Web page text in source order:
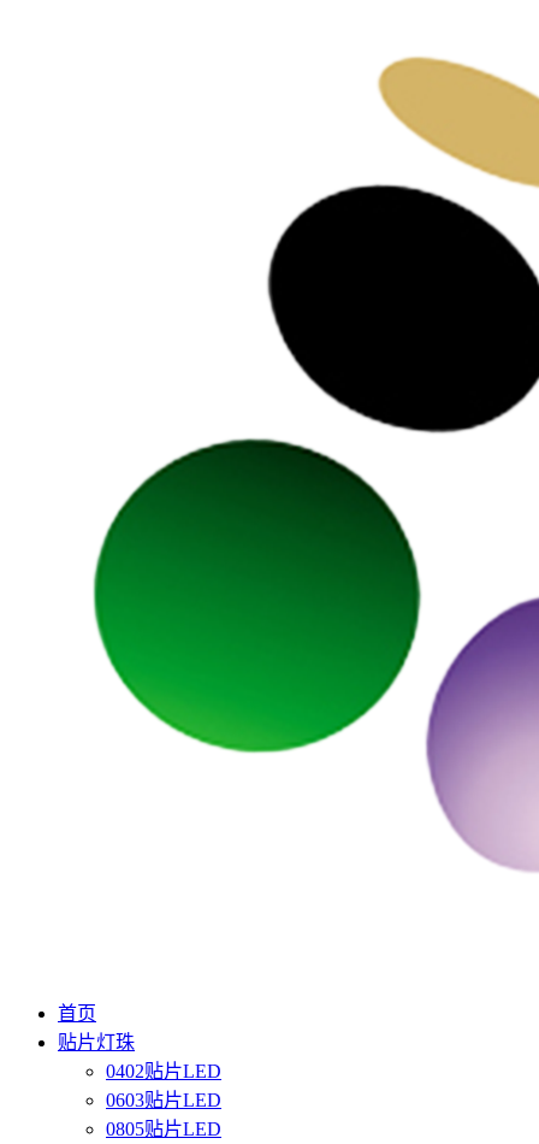
首页
贴片灯珠
0402贴片LED
0603贴片LED
0805贴片LED